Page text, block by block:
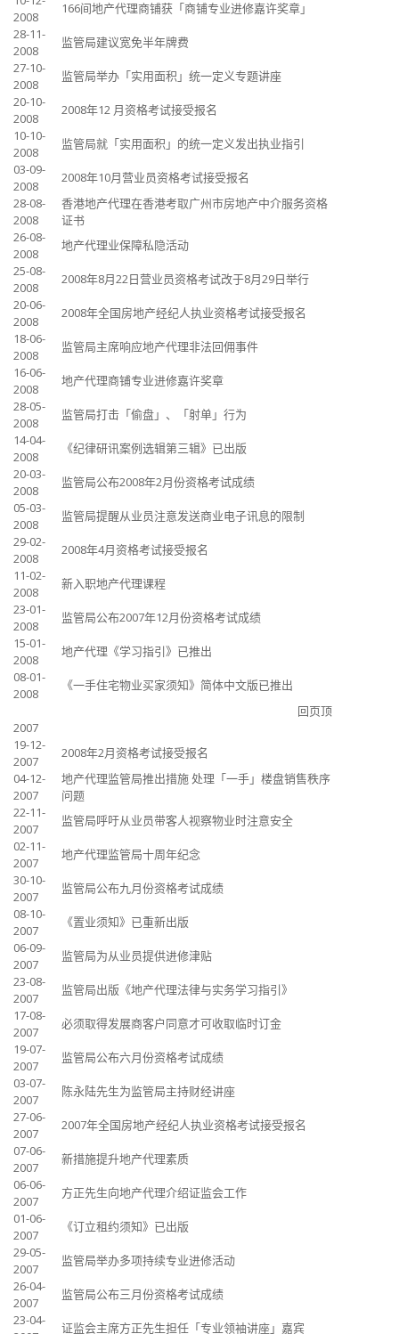
2008
166间地产代理商铺获「商铺专业进修嘉许奖章」
28-11-
2008
监管局建议宽免半年牌费
27-10-
2008
监管局举办「实用面积」统一定义专题讲座
20-10-
2008
2008年12 月资格考试接受报名
10-10-
2008
监管局就「实用面积」的统一定义发出执业指引
03-09-
2008
2008年10月营业员资格考试接受报名
28-08-
2008
香港地产代理在香港考取广州市房地产中介服务资格
证书
26-08-
2008
地产代理业保障私隐活动
25-08-
2008
2008年8月22日营业员资格考试改于8月29日举行
20-06-
2008
2008年全国房地产经纪人执业资格考试接受报名
18-06-
2008
监管局主席响应地产代理非法回佣事件
16-06-
2008
地产代理商铺专业进修嘉许奖章
28-05-
2008
监管局打击「偷盘」、「射单」行为
14-04-
2008
《纪律研讯案例选辑第三辑》已出版
20-03-
2008
监管局公布2008年2月份资格考试成绩
05-03-
2008
监管局提醒从业员注意发送商业电子讯息的限制
29-02-
2008
2008年4月资格考试接受报名
11-02-
2008
新入职地产代理课程
23-01-
2008
监管局公布2007年12月份资格考试成绩
15-01-
2008
地产代理《学习指引》已推出
08-01-
2008
《一手住宅物业买家须知》简体中文版已推出
回页顶
2007
19-12-
2007
2008年2月资格考试接受报名
04-12-
2007
地产代理监管局推出措施 处理「一手」楼盘销售秩序
问题
22-11-
2007
监管局呼吁从业员带客人视察物业时注意安全
02-11-
2007
地产代理监管局十周年纪念
30-10-
2007
监管局公布九月份资格考试成绩
08-10-
2007
《置业须知》已重新出版
06-09-
2007
监管局为从业员提供进修津贴
23-08-
2007
监管局出版《地产代理法律与实务学习指引》
17-08-
2007
必须取得发展商客户同意才可收取临时订金
19-07-
2007
监管局公布六月份资格考试成绩
03-07-
2007
陈永陆先生为监管局主持财经讲座
27-06-
2007
2007年全国房地产经纪人执业资格考试接受报名
07-06-
2007
新措施提升地产代理素质
06-06-
2007
方正先生向地产代理介绍证监会工作
01-06-
2007
《订立租约须知》已出版
29-05-
2007
监管局举办多项持续专业进修活动
26-04-
2007
监管局公布三月份资格考试成绩
23-04-
证监会主席方正先生担任「专业领袖讲座」嘉宾